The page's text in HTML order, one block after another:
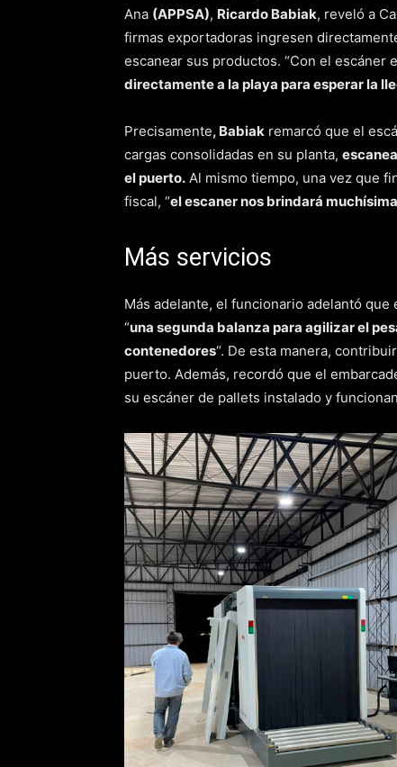
Ana (APPSA), Ricardo Babiak, reveló a
firmas exportadoras ingresen
escanear sus productos. “Con el escáner
directamente a la playa para esperar la
Precisamente, Babiak remarcó que el
cargas consolidadas en su planta,
el puerto. Al mismo tiempo, una vez que
fiscal, “el escaner nos brindará
Más servicios
Más adelante, el funcionario adelantó
“una segunda balanza para agilizar el
contenedores“. De esta manera,
puerto. Además, recordó que el
su escáner de pallets instalado y